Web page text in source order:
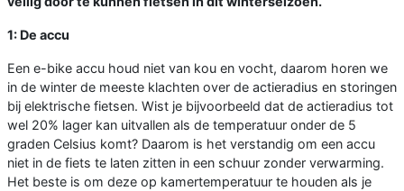
1: De accu
Een e-bike accu houd niet van kou en vocht, daarom horen we
in de winter de meeste klachten over de actieradius en storingen
bij elektrische fietsen. Wist je bijvoorbeeld dat de actieradius tot
wel 20% lager kan uitvallen als de temperatuur onder de 5
graden Celsius komt? Daarom is het verstandig om een accu
niet in de fiets te laten zitten in een schuur zonder verwarming.
Het beste is om deze op kamertemperatuur te houden als je